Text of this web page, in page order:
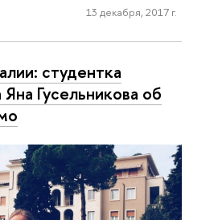
13 декабря, 2017 г.
студентка
Гусельникова об